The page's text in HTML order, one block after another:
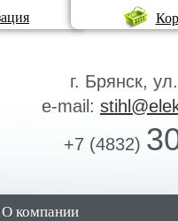
г. Брянск,
e-mail:
+7 (4832)
О компании